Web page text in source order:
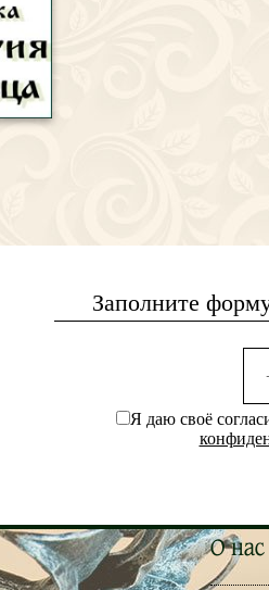
Заполните
Я даю своё
О нас